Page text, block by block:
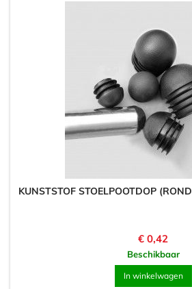
KUNSTSTOF STOELPOOTDOP
Prijs
€ 0,42
Beschikbaar
In winkelwagen